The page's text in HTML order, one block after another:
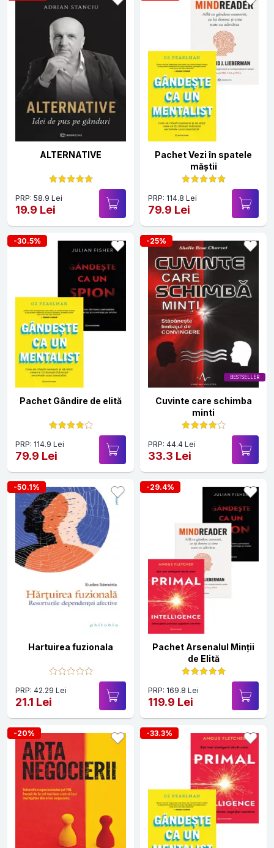
ALTERNATIVE
PRP: 58.9 Lei
19.9 Lei
Pachet Vezi în spatele
măștii
PRP: 114.8 Lei
79.9 Lei
-30.5%
Pachet Gândire de elită
PRP: 114.9 Lei
79.9 Lei
BESTSELLER
-25%
Cuvinte care schimba
minti
PRP: 44.4 Lei
33.3 Lei
-50.1%
Hartuirea fuzionala
PRP: 42.29 Lei
21.1 Lei
-29.4%
Pachet Arsenalul Minții
de Elită
PRP: 169.8 Lei
119.9 Lei
-20% -33.3%